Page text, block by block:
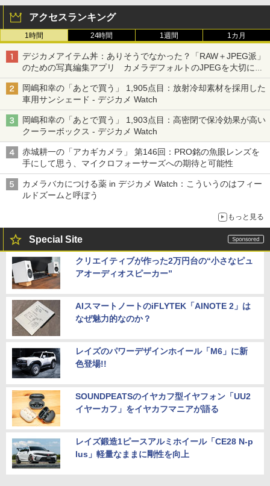
アクセスランキング
1時間 24時間 1週間 1カ月
デジカメアイテム丼：ありそうでなかった？「RAW＋JPEG派」
のための写真編集アプリ カメラデフォルトのJPEGを大切にす
る「Filmator」
岡嶋和幸の「あとで買う」 1,905点目：放射冷却素材を採用した
車用サンシェード - デジカメ Watch
岡嶋和幸の「あとで買う」 1,903点目：高密閉で保冷効果が高い
クーラーボックス - デジカメ Watch
赤城耕一の「アカギカメラ」 第146回：PRO銘の魚眼レンズを
手にして思う、マイクロフォーサーズへの期待と可能性
カメラバカにつける薬 in デジカメ Watch：こういうのはフィー
ルドズームと呼ぼう
もっと見る
Special Site
クリエイティブが作った2万円台の“小さなピュ
アオーディオスピーカー”
AIスマートノートのiFLYTEK「AINOTE 2」は
なぜ魅力的なのか？
レイズのパワーデザインホイール「M6」に新
色登場!!
SOUNDPEATSのイヤカフ型イヤフォン「UU2
イヤーカフ」をイヤカフマニアが語る
レイズ鍛造1ピースアルミホイール「CE28 N-p
lus」軽量なままに剛性を向上